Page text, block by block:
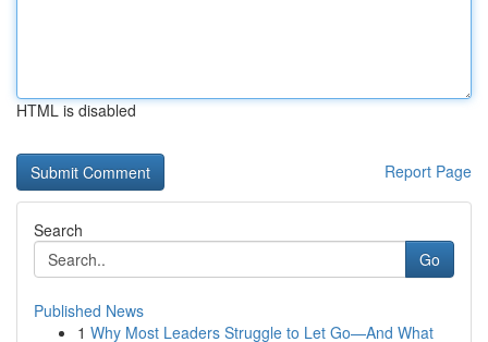
HTML is disabled
Report Page
Search
Go
Published News
1 Why Most Leaders Struggle to Let Go—And What